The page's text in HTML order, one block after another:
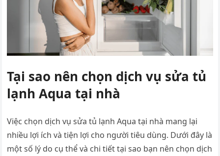
Tại sao nên chọn dịch vụ sửa tủ
lạnh Aqua tại nhà
Việc chọn dịch vụ sửa tủ lạnh Aqua tại nhà mang lại
nhiều lợi ích và tiện lợi cho người tiêu dùng. Dưới đây là
một số lý do cụ thể và chi tiết tại sao bạn nên chọn dịch